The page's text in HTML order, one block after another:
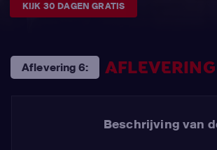
KIJK 30 DAGEN GRATIS
Aflevering 6:
Beschrijving van